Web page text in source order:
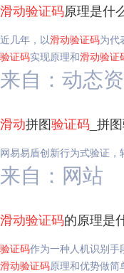
滑动验证码原理是什
近几年，以滑动验证码为代
验证码实现原理和滑动验证
来自：动态
滑动拼图验证码 _拼
网易易盾创新行为式验证
来自：网站
滑动验证码的原理是
验证码作为一种人机识别
滑动验证码原理和优势做简